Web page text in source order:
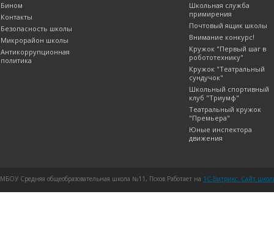
Бином
Контакты
Безопасность школы
Микрорайон школы
Антикоррупционная
политика
Школьная служба
примирения
Почтовый ящик школы
Внимание конкурс!
Кружок "Первый шаг в
робототехнику"
Кружок "Театральный
сундучок"
Школьный спортивный
клуб "Триумф"
Театральный кружок
"Премьера"
Юные инспектора
движения
МБОУ Средняя общеобразовательная школа №11, Псков Работает на 1C-Битрикс: Сайт